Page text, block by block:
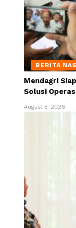
BERITA
Mendagri
Solusi
August 5, 2026